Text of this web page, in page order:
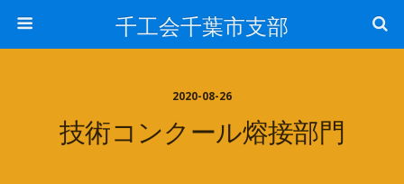
千工会千葉市支部
2020-08-26
技術コンクール熔接部門